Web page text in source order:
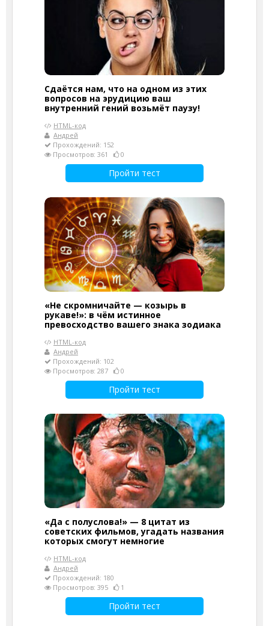
Сдаётся нам, что на одном из этих
вопросов на эрудицию ваш
внутренний гений возьмёт паузу!
HTML-код
Андрей
Прохождений: 152
Просмотров: 361
0
Пройти тест
«Не скромничайте — козырь в
рукаве!»: в чём истинное
превосходство вашего знака зодиака
HTML-код
Андрей
Прохождений: 102
Просмотров: 287
0
Пройти тест
«Да с полуслова!» — 8 цитат из
советских фильмов, угадать названия
которых смогут немногие
HTML-код
Андрей
Прохождений: 180
Просмотров: 395
1
Пройти тест